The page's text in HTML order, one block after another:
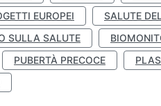
EUROPEI SALUTE
SULLA SALUTE
PUBERTÀ PRECOCE